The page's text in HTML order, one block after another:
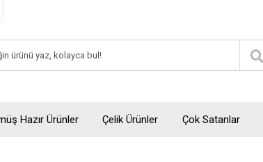
Hazır Ürünler Çelik Ürünler Çok Satanlar